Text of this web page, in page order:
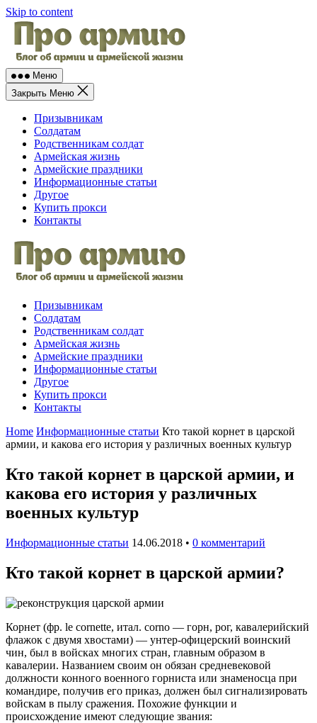
Skip to content
Меню
Закрыть Меню
Призывникам
Солдатам
Родственникам солдат
Армейская жизнь
Армейские праздники
Информационные статьи
Другое
Купить прокси
Контакты
Призывникам
Солдатам
Родственникам солдат
Армейская жизнь
Армейские праздники
Информационные статьи
Другое
Купить прокси
Контакты
Home Информационные статьи Кто такой корнет в царской
армии, и какова его история у различных военных культур
Кто такой корнет в царской армии, и
какова его история у различных
военных культур
Информационные статьи 14.06.2018 • 0 комментарий
Кто такой корнет в царской армии?
Корнет (фр. le cornette, итал. corno — горн, рог, кавалерийский
флажок с двумя хвостами) — унтер-офицерский воинский
чин, был в войсках многих стран, главным образом в
кавалерии. Названием своим он обязан средневековой
должности конного военного горниста или знаменосца при
командире, получив его приказ, должен был сигнализировать
войскам в пылу сражения. Похожие функции и
происхождение имеют следующие звания: